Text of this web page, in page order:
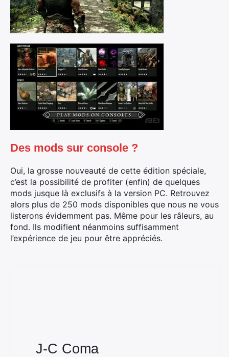
Des mods sur console ?
Oui, la grosse nouveauté de cette édition spéciale,
c’est la possibilité de profiter (enfin) de quelques
mods jusque là exclusifs à la version PC. Retrouvez
alors plus de 250 mods disponibles que nous ne vous
listerons évidemment pas. Même pour les râleurs, au
fond. Ils modifient néanmoins suffisamment
l’expérience de jeu pour être appréciés.
J-C Coma